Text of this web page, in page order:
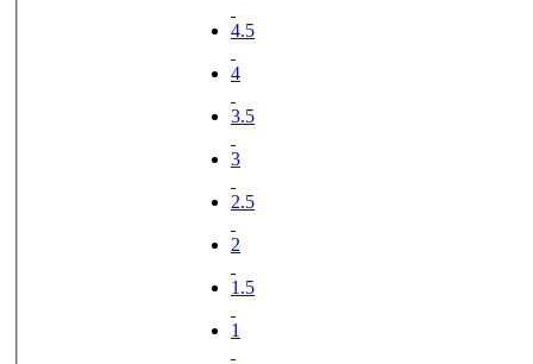
4.5
4
3.5
3
2.5
2
1.5
1